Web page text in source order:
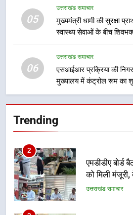
05
उत्तराखंड समाचार
मुख्यमंत्री धामी की सुरक्षा
स्वास्थ्य सेवाओं के बीच
06
उत्तराखंड समाचार
एसआईआर प्रक्रिया की
मुख्यालय में कंट्रोल रूम का
Trending
1
भारी से बहुत
अलर्ट पर रहने के
उत्तराखंड समाचार
को मिली
नियोजित
3
मुख्यमंत्री पुष्कर
में पीएम आवास
की हुई समीक्षा
उत्तराखंड समाचार